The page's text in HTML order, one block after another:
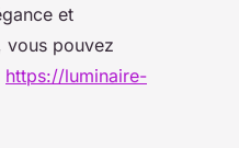
et
vous pouvez
https://luminaire-